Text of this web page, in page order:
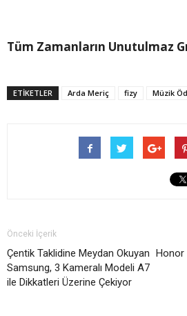
Tüm Zamanların Unutulmaz
ETİKETLER Arda Meriç fizy Müzik
Önceki İçerik
Çentik Taklidine Meydan Okuyan
Samsung, 3 Kameralı Modeli A7
ile Dikkatleri Üzerine Çekiyor
Honor